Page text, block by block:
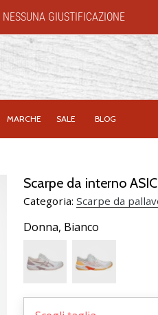
NESSUNA GIUSTIFICAZIONE
MARCHE SALE BLOG
Scarpe da interno
Categoria: Scarpe da
Donna, Bianco